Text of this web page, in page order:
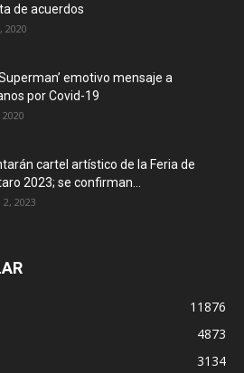
de acuerdos
2020
emotivo mensaje a
por Covid-19
cartel artístico de la Feria de
2023; se confirman...
2023
11876
4873
3134